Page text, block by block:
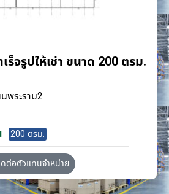
ร็จรูปให้เช่า ขนาด 200 ตรม.
พระราม2
200 ตรม.
ต่อตัวแทนจำหน่าย